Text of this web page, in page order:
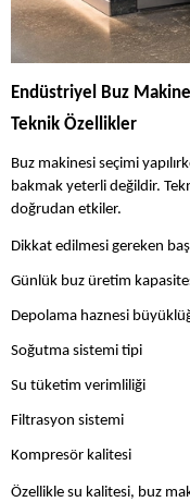
Endüstriyel Buz
Teknik Özellikler
Buz makinesi seçimi
bakmak yeterli değildir.
doğrudan etkiler.
Dikkat edilmesi gereken
Günlük buz üretim
Depolama haznesi
Soğutma sistemi tipi
Su tüketim verimliliği
Filtrasyon sistemi
Kompresör kalitesi
Özellikle su kalitesi, buz